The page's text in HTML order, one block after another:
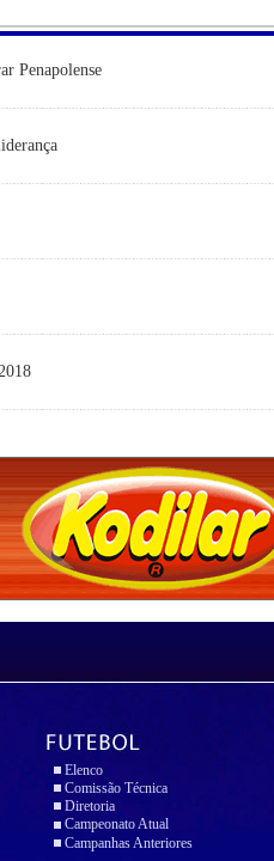
Penapolense
Elenco
Comissão Técnica
Diretoria
Campeonato Atual
Campanhas Anteriores